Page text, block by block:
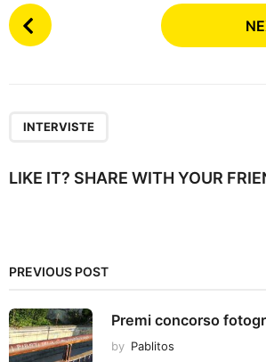
P
o
i
i
n
INTERVISTE
LIKE IT? SHARE WITH YOUR
PREVIOUS POST
Premi concorso
by Pablitos